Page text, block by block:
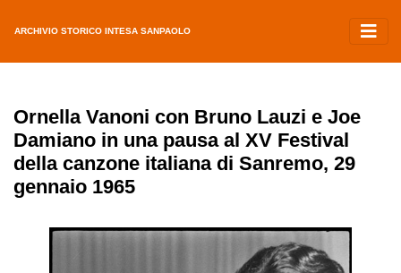
ARCHIVIO STORICO INTESA SANPAOLO
Ornella Vanoni con Bruno Lauzi e Joe
Damiano in una pausa al XV Festival
della canzone italiana di Sanremo, 29
gennaio 1965